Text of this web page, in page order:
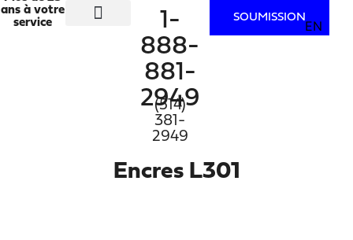
ans à votre
service
1-
888-
881-
2949
(514)
381-
2949
SOUMISSION
EN
Encres L301